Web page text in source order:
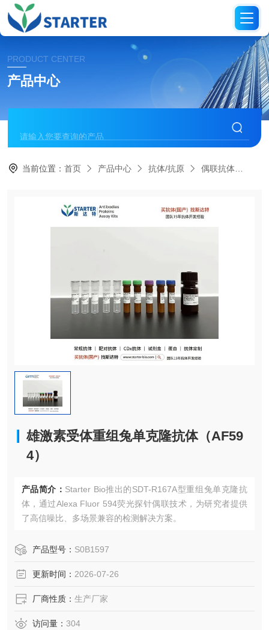
PRODUCT CENTER
产品中心
当前位置：首页 产品中心 抗体/抗原 偶联抗体
雄激素受体重组兔单克隆抗体（AF59
4）
产品简介： Starter Bio推出的SDT-R167A型重组兔单克隆抗
体，通过Alexa Fluor 594荧光探针偶联技术，为研究者提供
了高信噪比、多场景兼容的检测解决方案。
产品型号： S0B1597
更新时间： 2026-07-26
厂商性质： 生产厂家
访问量： 304